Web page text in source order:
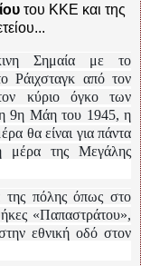
του ΚΚΕ και της
Σημαία με το
Ράιχσταγκ από τον
κύριο όγκο των
η 9η Μάη του 1945, η
θα είναι για πάντα
της Μεγάλης
της πόλης όπως στο
«Παπαστράτου»,
εθνική οδό στον